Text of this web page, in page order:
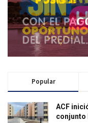
Popular
ACF
conjunto